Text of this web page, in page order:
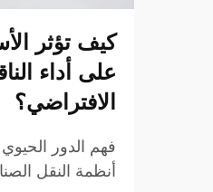
كيف تؤثر
على أداء
الافتراضي؟
فهم الدور
أنظمة النقل